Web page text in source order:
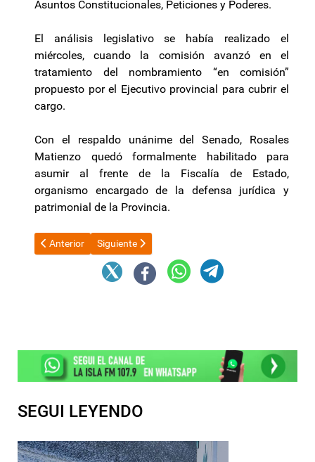
Asuntos Constitucionales, Peticiones y Poderes.
El análisis legislativo se había realizado el
miércoles, cuando la comisión avanzó en el
tratamiento del nombramiento “en comisión”
propuesto por el Ejecutivo provincial para cubrir el
cargo.
Con el respaldo unánime del Senado, Rosales
Matienzo quedó formalmente habilitado para
asumir al frente de la Fiscalía de Estado,
organismo encargado de la defensa jurídica y
patrimonial de la Provincia.
Artículo anterior: Los malabares de Milei para evitar el choque
Anterior Artículo siguiente: Bullrich adelantó la
Siguiente
SEGUI LEYENDO